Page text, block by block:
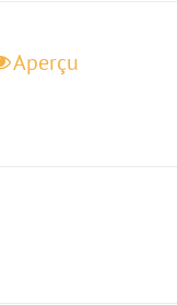
Aperçu